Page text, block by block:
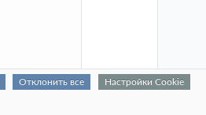
Отклонить все Настройки Cookie